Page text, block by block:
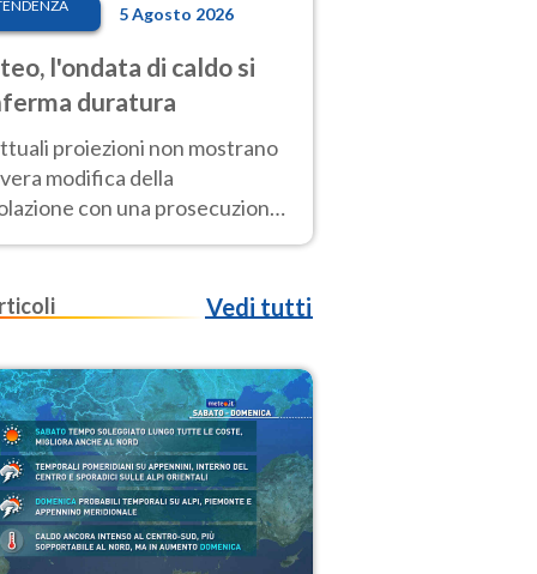
5 Agosto 2026
l'ondata di caldo si
duratura
proiezioni non mostrano
modifica della
con una prosecuzione
fuori scala per molti
Vedi tutti